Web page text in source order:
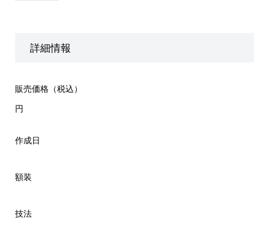
詳細情報
販売価格（税込）
円
作成日
額装
技法